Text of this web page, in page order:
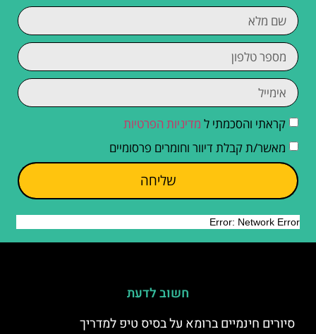
קראתי והסכמתי ל מדיניות הפרטיות
מאשר/ת קבלת דיוור וחומרים פרסומיים
שליחה
חשוב לדעת
סיורים חינמיים ברומא על בסיס טיפ למדריך